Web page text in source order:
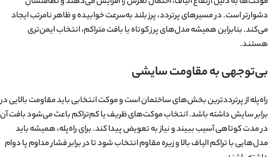
دشوارتر است. در مسیرهای پرتردد، پرز بلند به‌سرعت خوابیده و ظاهر نامرتب ایجاد
می‌کند. بنابراین همیشه مدل‌های پرز کوتاه یا بافت متراکم، انتخاب ایمن‌تری
هستند.
بی‌توجهی به مقاومت سایشی
راه‌پله از پرترددترین بخش‌های ساختمان است و موکت انتخابی باید مقاومت بالایی در
برابر سایش داشته باشد. انتخاب موکت‌های ظریف یا کم‌تراکم باعث می‌شود بافت آن
در مدت کوتاهی آسیب ببیند و نیاز به تعویض پیدا کند. برای راه‌پله، همیشه باید
مدل‌هایی با تراکم الیاف بالا و زیره مقاوم انتخاب شود تا در برابر فشار مداوم پا دوام